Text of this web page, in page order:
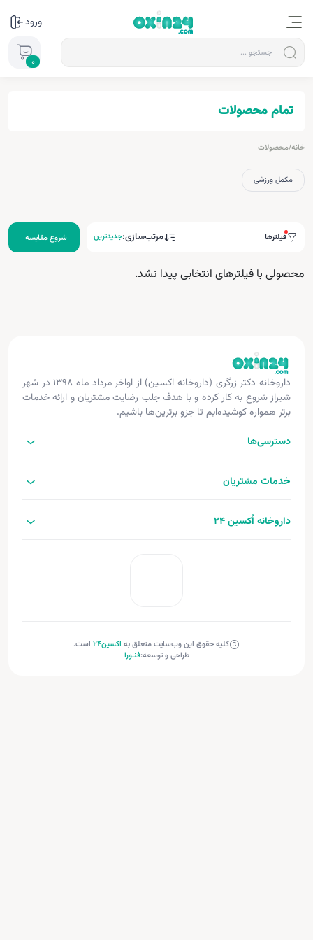
ورود
0
تمام محصولات
خانه/محصولات
مکمل ورزشی
فیلترها مرتب‌سازی:جدیدترین شروع مقایسه
محصولی با فیلترهای انتخابی پیدا نشد.
داروخانه دکتر زرگری (داروخانه اکسین) از اواخر مرداد ماه ۱۳۹۸ در شهر
شیراز شروع به کار کرده و با هدف جلب رضایت مشتریان و ارائه خدمات
برتر همواره کوشیده‌ایم تا جزو برترین‌ها باشیم.
دسترسی‌ها
خدمات مشتریان
داروخانه اُکسین 24
کلیه حقوق این وب‌سایت متعلق به اکسین‌24
است.
طراحی و توسعه:فنـورا